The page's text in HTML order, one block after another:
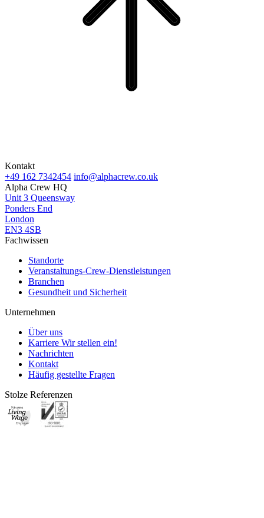
Kontakt
+49 162 7342454 info@alphacrew.co.uk
Alpha Crew HQ
Unit 3 Queensway
Ponders End
London
EN3 4SB
Fachwissen
Standorte
Veranstaltungs-Crew-Dienstleistungen
Branchen
Gesundheit und Sicherheit
Unternehmen
Über uns
Karriere Wir stellen ein!
Nachrichten
Kontakt
Häufig gestellte Fragen
Stolze Referenzen